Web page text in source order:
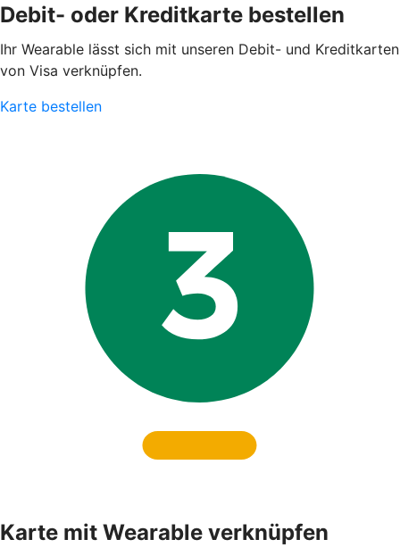
Debit- oder Kreditkarte bestellen
Ihr Wearable lässt sich mit unseren Debit- und Kreditkarten
von Visa verknüpfen.
Karte bestellen
Karte mit Wearable verknüpfen